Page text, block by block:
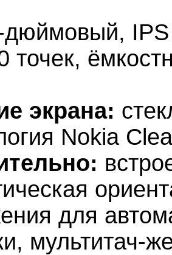
дюймовый,
точек,
экрана:
Nokia
для
мультитач-